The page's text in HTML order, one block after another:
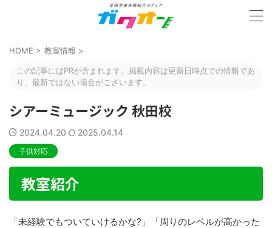
HOME > 教室情報 >
この記事にはPRが含まれます。掲載内容は更新日時点での情報であ
り、最新ではない場合がございます。
シアーミュージック 秋田校
2024.04.20 2025.04.14
子供対応
教室紹介
「未経験でもついていけるかな?」「周りのレベルが高かった